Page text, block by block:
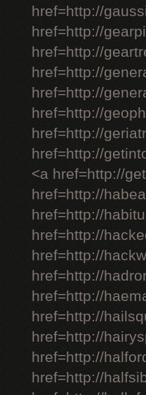
href=http://
href=http://
href=http://
href=http://
href=http://
href=http://
href=http://
href=http://
<a href=http://
href=http://
href=http://
href=http://
href=http://
href=http://
href=http://
href=http://
href=http://
href=http://
href=http://